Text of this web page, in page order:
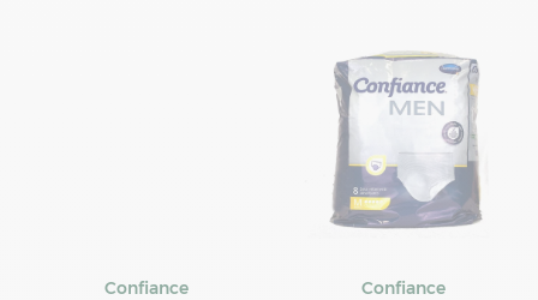
Confiance
Confiance